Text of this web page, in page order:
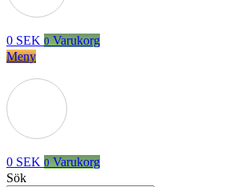
0 SEK 0 Varukorg
Meny
0 SEK 0 Varukorg
Sök